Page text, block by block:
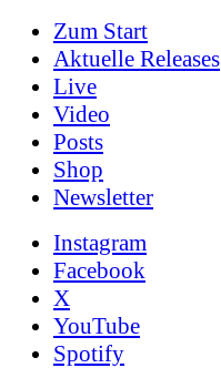
Zum Start
Aktuelle Releases
Live
Video
Posts
Shop
News­letter
Instagram
Facebook
X
YouTube
Spotify